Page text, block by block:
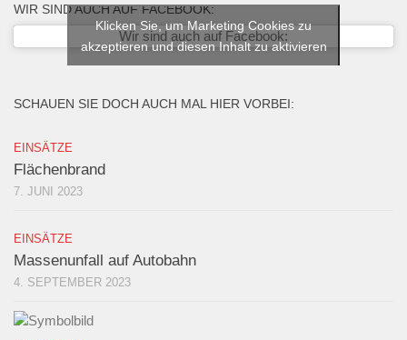
WIR SIND AUCH AUF FACEBOOK:
Wir sind auch auf Facebook:
Klicken Sie, um Marketing Cookies zu
akzeptieren und diesen Inhalt zu aktivieren
SCHAUEN SIE DOCH AUCH MAL HIER VORBEI:
EINSÄTZE
Flächenbrand
7. JUNI 2023
EINSÄTZE
Massenunfall auf Autobahn
4. SEPTEMBER 2023